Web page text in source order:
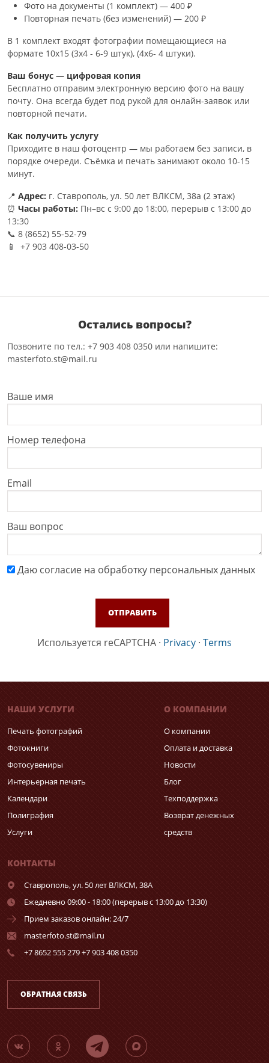
Фото на документы (1 комплект) — 400 ₽
Повторная печать (без изменений) — 200 ₽
В 1 комплект входят фотографии помещающиеся на
формате 10х15 (3х4 - 6-9 штук), (4х6- 4 штуки).
Ваш бонус — цифровая копия
Бесплатно отправим электронную версию фото на вашу
почту. Она всегда будет под рукой для онлайн-заявок или
повторной печати.
Как получить услугу
Приходите в наш фотоцентр — мы работаем без записи, в
порядке очереди. Съёмка и печать занимают около 10-15
минут.
📍 Адрес: г. Ставрополь, ул. 50 лет ВЛКСМ, 38а (2 этаж)
⏰ Часы работы: Пн–вс с 9:00 до 18:00, перерыв с 13:00 до
13:30
📞 8 (8652) 55-52-79
📱 +7 903 408-03-50
Остались вопросы?
Позвоните по тел.: +7 903 408 0350 или напишите:
masterfoto.st@mail.ru
Ваше имя
Номер телефона
Email
Ваш вопрос
Даю cогласие на обработку персональных данных
Используется reCAPTCHA · Privacy · Terms
НАШИ УСЛУГИ
Печать фотографий
Фотокниги
Фотосувениры
Интерьерная печать
Календари
Полиграфия
Услуги
О КОМПАНИИ
О компании
Оплата и доставка
Новости
Блог
Техподдержка
Возврат денежных
средств
КОНТАКТЫ
Ставрополь,ул. 50 лет ВЛКСМ, 38А
Ежедневно 09:00 - 18:00 (перерыв с 13:00 до 13:30)
Прием заказов онлайн: 24/7
masterfoto.st@mail.ru
+7 8652 555 279 +7 903 408 0350
ОБРАТНАЯ СВЯЗЬ